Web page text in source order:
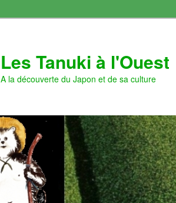
Les Tanuki à l'Ouest
A la découverte du Japon et de sa culture